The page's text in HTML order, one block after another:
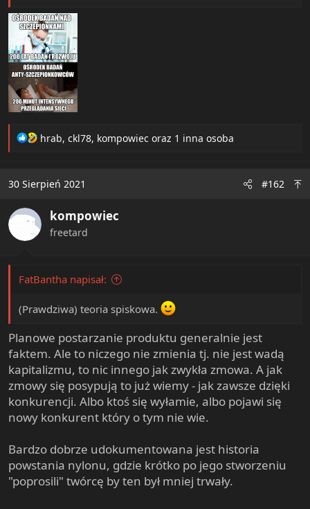
R
t
o
n
hrab, ckl78, kompowiec oraz 1 inna osoba
30 Sierpień 2021 #162
kompowiec
freetard
FatBantha napisał:
(Prawdziwa) teoria spiskowa.
Planowe postarzanie produktu generalnie jest
faktem. Ale to niczego nie zmienia tj. nie jest wadą
kapitalizmu, to nic innego jak zwykła zmowa. A jak
zmowy się posypują to już wiemy - jak zawsze dzięki
konkurencji. Albo ktoś się wyłamie, albo pojawi się
nowy konkurent który o tym nie wie.
Bardzo dobrze udokumentowana jest historia
powstania nylonu, gdzie krótko po jego stworzeniu
"poprosili" twórcę by ten był mniej trwały.